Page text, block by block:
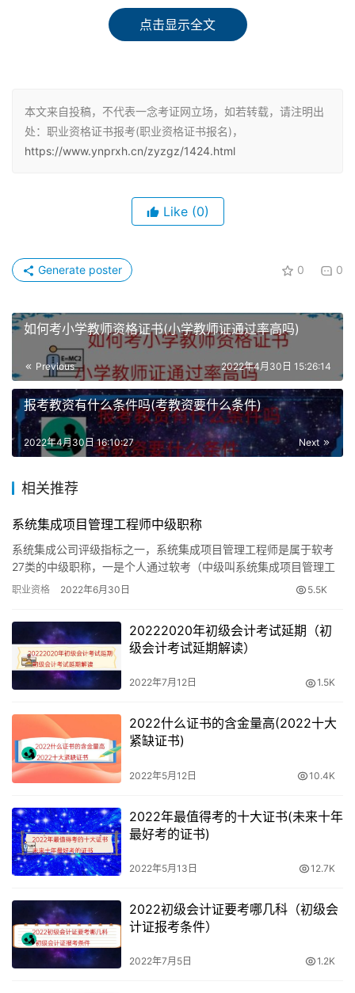
下半年笔试时间：9月
考试时间：3月、6月、9月、12月
1月期货从业考试
4月注册会计师报名证券从业资格基金从业资格考试(预约
式)预计
5月期货从业考试高级会计职称考试初级会计职称考试税务
师考试报名
6月CFA (二、三级)银行从业资格考试(预计)ACCA考试基
8月CFA考试(一级)注册会计师考试CFA(二级)
9月CFA考试(二级)中级会计职称考试ACCA考试(预计)期货
10月银行从业资格考试证券从业资格考试基金从业资格考试
11月CMA考试税务师考试经济师考试期货从业考试
12月ACCA考试
外语类
CATTI(翻译专业资格证一、二、三级)
上半年考试时间：6月18(周六口译)、19日(周日笔译)
上半年预计4月报名，下半年预计9月报名报名方式：“中国
人事考试网”
点击显示全文
本文来自投稿，不代表一念考证网立场，如若转载，请注明出
处：职业资格证书报考(职业资格证书报名)，
https://www.ynprxh.cn/zyzgz/1424.html
Like (0)
0 0
Generate poster
如何考小学教师资格证书(小学教师证通过率高吗)
Previous 2022年4月30日 15:26:14
报考教资有什么条件吗(考教资要什么条件)
Next
2022年4月30日 16:10:27
相关推荐
系统集成项目管理工程师中级职称
系统集成公司评级指标之一，系统集成项目管理工程师是属于软考
27类的中级职称，一是个人通过软考（中级叫系统集成项目管理工
程师，软考中级的系统集成项目管理工程师，但是当你考过了并获
职业资格 2022年6月30日 5.5K
20222020年初级会计考试延期（初
级会计考试延期解读）
2022年7月12日 1.5K
2022什么证书的含金量高(2022十大
紧缺证书)
2022年5月12日 10.4K
2022年最值得考的十大证书(未来十年
最好考的证书)
2022年5月13日 12.7K
2022初级会计证要考哪几科（初级会
计证报考条件）
2022年7月5日 1.2K